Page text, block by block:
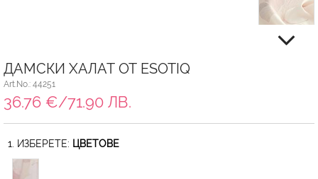
ДАМСКИ ХАЛАТ ОТ ESOTIQ
Art.No.: 44251
36.76 €/71.90 ЛВ.
1. ИЗБЕРЕТЕ: ЦВЕТОВЕ